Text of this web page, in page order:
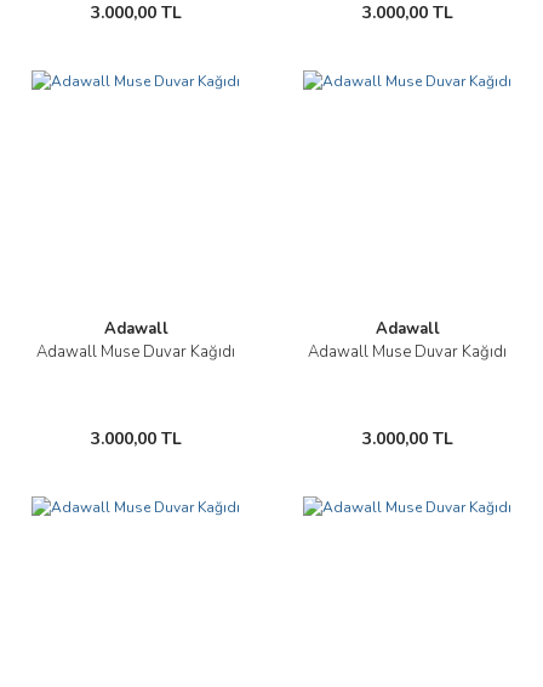
3.000,00 TL 3.000,00 TL
Adawall
Adawall Muse Duvar Kağıdı
3.000,00 TL
Adawall
Adawall Muse Duvar Kağıdı
3.000,00 TL